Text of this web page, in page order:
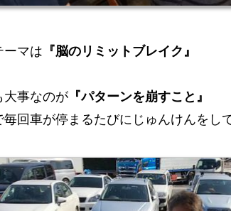
ーマは 『脳のリミットブレイク』
大事なのが『パターンを崩すこと』
毎回車が停まるたびにじゅんけんをし